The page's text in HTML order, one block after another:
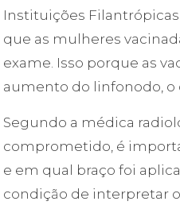
Instituições
que as mulheres
exame. Isso porque as
aumento do linfonodo,
Segundo a médica
comprometido, é
e em qual braço foi
condição de interpretar